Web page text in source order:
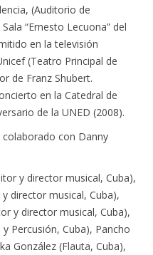
(Auditorio de
“Ernesto Lecuona” del
en la televisión
(Teatro Principal de
de Franz Shubert.
en la Catedral de
de la UNED (2008).
colaborado con Danny
y director musical, Cuba),
director musical, Cuba),
y director musical, Cuba),
Percusión, Cuba), Pancho
González (Flauta, Cuba),